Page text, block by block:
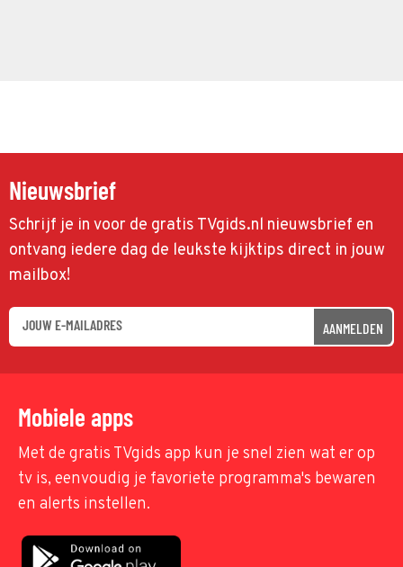
Nieuwsbrief
Schrijf je in voor de gratis TVgids.nl nieuwsbrief en
ontvang iedere dag de leukste kijktips direct in jouw
mailbox!
AANMELDEN
Mobiele apps
Met de gratis TVgids app kun je snel zien wat er op
tv is, eenvoudig je favoriete programma's bewaren
en alerts instellen.